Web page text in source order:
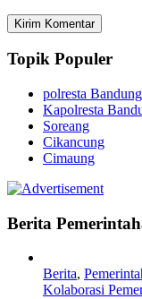
Topik Populer
polresta Bandung
Kapolresta
Soreang
Cikancung
Cimaung
Berita
Berita,
Kolaborasi